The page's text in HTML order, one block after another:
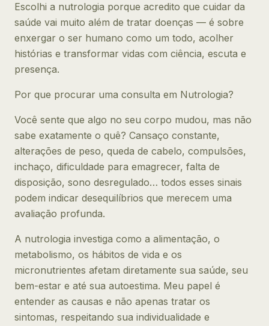
Escolhi a nutrologia porque acredito que cuidar da
saúde vai muito além de tratar doenças — é sobre
enxergar o ser humano como um todo, acolher
histórias e transformar vidas com ciência, escuta e
presença.
Por que procurar uma consulta em Nutrologia?
Você sente que algo no seu corpo mudou, mas não
sabe exatamente o quê? Cansaço constante,
alterações de peso, queda de cabelo, compulsões,
inchaço, dificuldade para emagrecer, falta de
disposição, sono desregulado… todos esses sinais
podem indicar desequilíbrios que merecem uma
avaliação profunda.
A nutrologia investiga como a alimentação, o
metabolismo, os hábitos de vida e os
micronutrientes afetam diretamente sua saúde, seu
bem-estar e até sua autoestima. Meu papel é
entender as causas e não apenas tratar os
sintomas, respeitando sua individualidade e